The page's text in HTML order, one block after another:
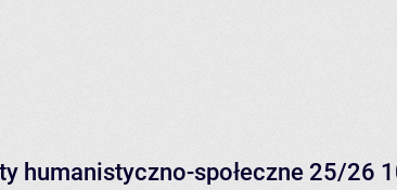
humanistyczno-społeczne 25/26